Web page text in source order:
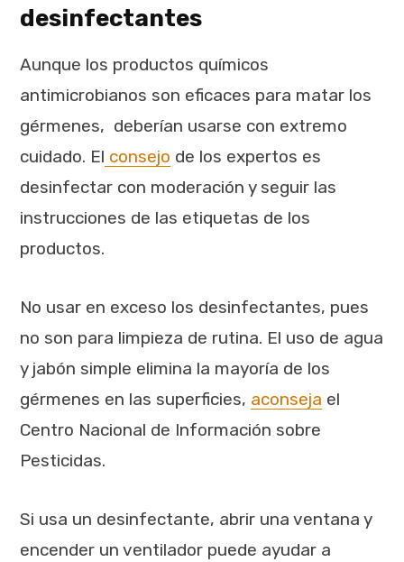
desinfectantes
Aunque los productos químicos
antimicrobianos son eficaces para matar los
gérmenes, deberían usarse con extremo
cuidado. El consejo de los expertos es
desinfectar con moderación y seguir las
instrucciones de las etiquetas de los
productos.
No usar en exceso los desinfectantes, pues
no son para limpieza de rutina. El uso de agua
y jabón simple elimina la mayoría de los
gérmenes en las superficies, aconseja el
Centro Nacional de Información sobre
Pesticidas.
Si usa un desinfectante, abrir una ventana y
encender un ventilador puede ayudar a